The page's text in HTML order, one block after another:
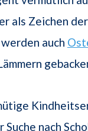
als Zeichen der
auch
nach